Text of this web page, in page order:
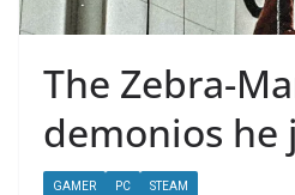
The Zebra-
demonios he
GAMER PC STEAM